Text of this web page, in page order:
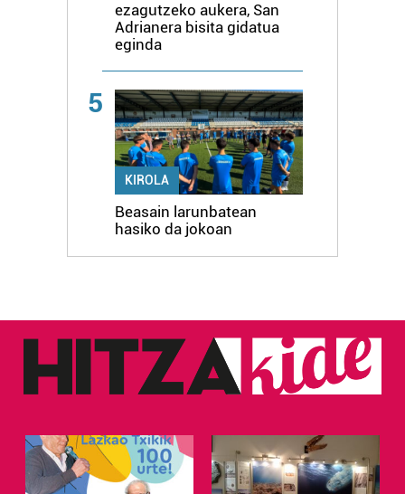
ezagutzeko aukera, San
Adrianera bisita gidatua
eginda
5
KIROLA
Beasain larunbatean
hasiko da jokoan